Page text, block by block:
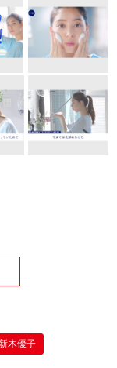
木優子